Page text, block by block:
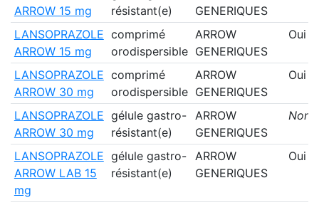
ARROW 15 mg
résistant(e)
GENERIQUES
LANSOPRAZOLE
ARROW 15 mg
comprimé
orodispersible
ARROW
GENERIQUES
Oui
LANSOPRAZOLE
ARROW 30 mg
comprimé
orodispersible
ARROW
GENERIQUES
Oui
LANSOPRAZOLE
ARROW 30 mg
gélule gastro-
résistant(e)
ARROW
GENERIQUES
Non
LANSOPRAZOLE
ARROW LAB 15
mg
gélule gastro-
résistant(e)
ARROW
GENERIQUES
Oui